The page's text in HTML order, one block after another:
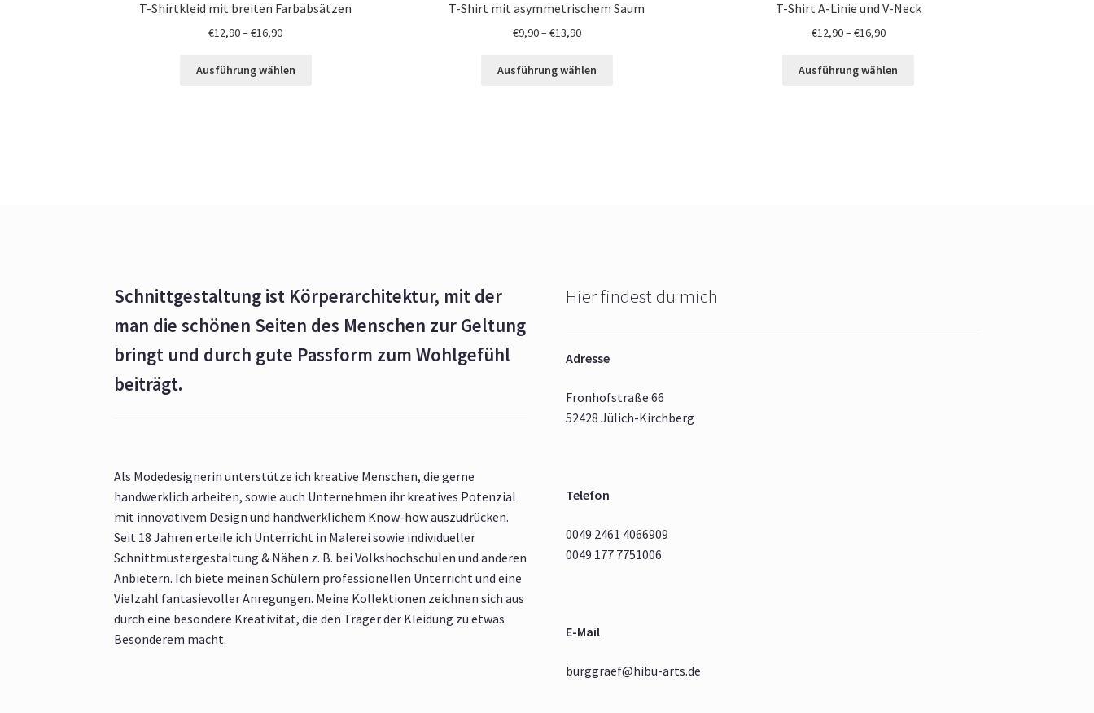
T-Shirtkleid mit breiten Farbabsätzen
€12,90–€16,90
Ausführung wählen
T-Shirt mit asymmetrischem Saum
€9,90–€13,90
Ausführung wählen
T-Shirt A-Linie und V-Neck
€12,90–€16,90
Ausführung wählen
Schnittgestaltung ist Körperarchitektur, mit der
man die schönen Seiten des Menschen zur Geltung
bringt und durch gute Passform zum Wohlgefühl
beiträgt.
Als Modedesignerin unterstütze ich kreative Menschen, die gerne
handwerklich arbeiten, sowie auch Unternehmen ihr kreatives Potenzial
mit innovativem Design und handwerklichem Know-how auszudrücken.
Seit 18 Jahren erteile ich Unterricht in Malerei sowie individueller
Schnittmustergestaltung & Nähen z. B. bei Volkshochschulen und anderen
Anbietern. Ich biete meinen Schülern professionellen Unterricht und eine
Vielzahl fantasievoller Anregungen. Meine Kollektionen zeichnen sich aus
durch eine besondere Kreativität, die den Träger der Kleidung zu etwas
Besonderem macht.
Hier findest du mich
Adresse
Fronhofstraße 66
52428 Jülich-Kirchberg
Telefon
0049 2461 4066909
0049 177 7751006
E-Mail
burggraef@hibu-arts.de